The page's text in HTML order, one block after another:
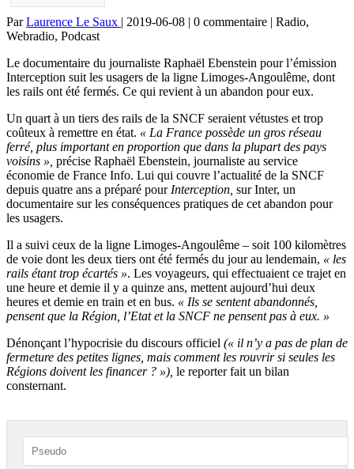
ParLaurence Le Saux | 2019-06-08 | 0 commentaire | Radio,
Webradio, Podcast
Le documentaire du journaliste Raphaël Ebenstein pour l’émission
Interception suit les usagers de la ligne Limoges-Angoulême, dont
les rails ont été fermés. Ce qui revient à un abandon pour eux.
Un quart à un tiers des rails de la SNCF seraient vétustes et trop
coûteux à remettre en état. « La France possède un gros réseau
ferré, plus important en proportion que dans la plupart des pays
voisins », précise Raphaël Ebenstein, journaliste au service
économie de France Info. Lui qui couvre l’actualité de la SNCF
depuis quatre ans a préparé pourInterception, sur Inter, un
documentaire sur les conséquences pratiques de cet abandon pour
les usagers.
Il a suivi ceux de la ligne Limoges-Angoulême – soit 100 kilomètres
de voie dont les deux tiers ont été fermés du jour au lendemain, « les
rails étant trop écartés ». Les voyageurs, qui effectuaient ce trajet en
une heure et demie il y a quinze ans, mettent aujourd’hui deux
heures et demie en train et en bus. « Ils se sentent abandonnés,
pensent que la Région, l’Etat et la SNCF ne pensent pas à eux. »
Dénonçant l’hypocrisie du discours officiel (« il n’y a pas de plan de
fermeture des petites lignes, mais comment les rouvrir si seules les
Régions doivent les financer ? »), le reporter fait un bilan
consternant.